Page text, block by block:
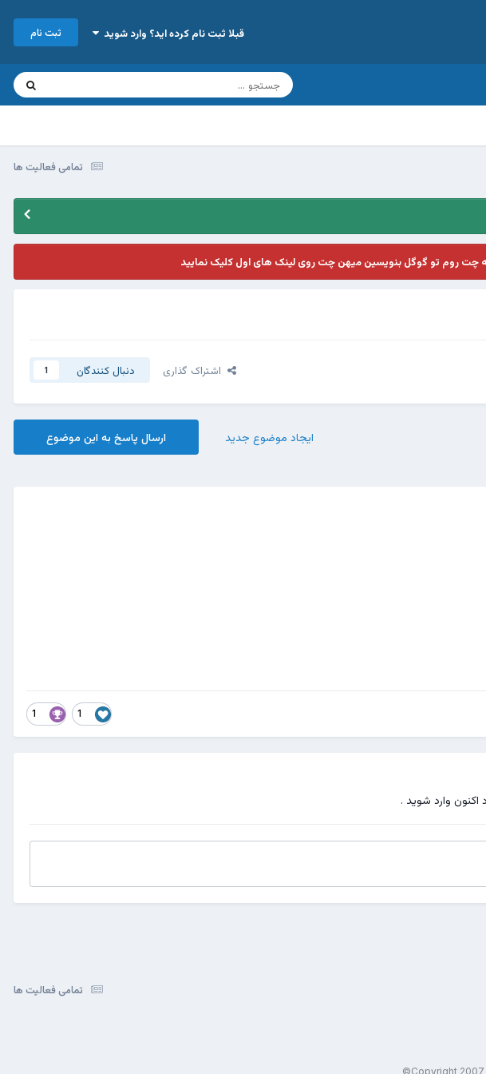
قبلا ثبت نام کرده اید؟ وارد شوید ثبت نام
تمامی فعالیت ها
روم تو گوگل بنویسین میهن چت روی لینک های اول کلیک نمایید
اشتراک گذاری دنبال کنندگان 1
ارسال پاسخ به این موضوع ایجاد موضوع جدید
1
1
اکنون وارد شوید .
تمامی فعالیت ها
Copyright 2007